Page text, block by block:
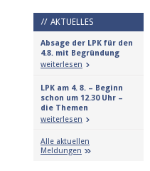
AKTUELLES
Absage der LPK für den
4.8. mit Begründung
weiterlesen
LPK am 4. 8. – Beginn
schon um 12.30 Uhr –
die Themen
weiterlesen
Alle aktuellen
Meldungen